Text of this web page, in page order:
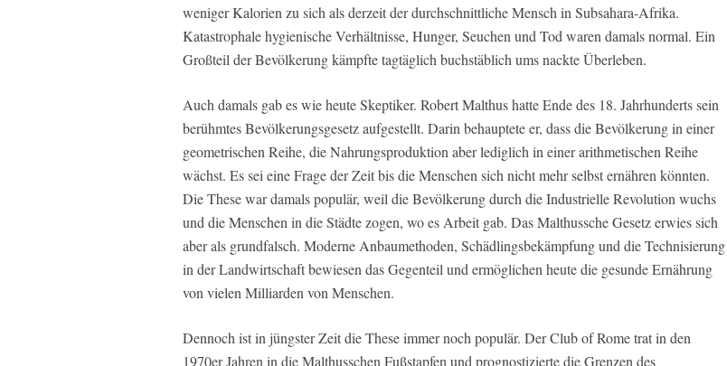
weniger Kalorien zu sich als derzeit der durchschnittliche Mensch in Subsahara-Afrika.
Katastrophale hygienische Verhältnisse, Hunger, Seuchen und Tod waren damals normal. Ein
Großteil der Bevölkerung kämpfte tagtäglich buchstäblich ums nackte Überleben.
Auch damals gab es wie heute Skeptiker. Robert Malthus hatte Ende des 18. Jahrhunderts sein
berühmtes Bevölkerungsgesetz aufgestellt. Darin behauptete er, dass die Bevölkerung in einer
geometrischen Reihe, die Nahrungsproduktion aber lediglich in einer arithmetischen Reihe
wächst. Es sei eine Frage der Zeit bis die Menschen sich nicht mehr selbst ernähren könnten.
Die These war damals populär, weil die Bevölkerung durch die Industrielle Revolution wuchs
und die Menschen in die Städte zogen, wo es Arbeit gab. Das Malthussche Gesetz erwies sich
aber als grundfalsch. Moderne Anbaumethoden, Schädlingsbekämpfung und die Technisierung
in der Landwirtschaft bewiesen das Gegenteil und ermöglichen heute die gesunde Ernährung
von vielen Milliarden von Menschen.
Dennoch ist in jüngster Zeit die These immer noch populär. Der Club of Rome trat in den
1970er Jahren in die Malthusschen Fußstapfen und prognostizierte die Grenzen des